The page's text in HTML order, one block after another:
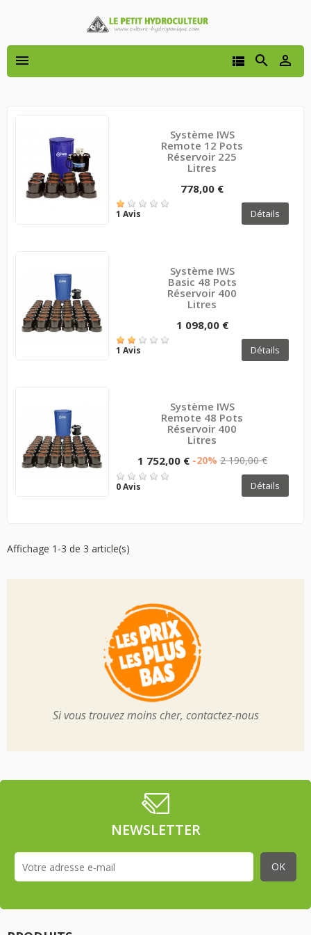
 


Système IWS
Remote 12 Pots
Réservoir 225
Litres
778,00 €
1 Avis Détails
Système IWS
Basic 48 Pots
Réservoir 400
Litres
1 098,00 €
1 Avis Détails
Système IWS
Remote 48 Pots
Réservoir 400
Litres
1 752,00 € -20% 2 190,00 €
0 Avis Détails
Affichage 1-3 de 3 article(s)
Si vous trouvez moins cher, contactez-nous
NEWSLETTER